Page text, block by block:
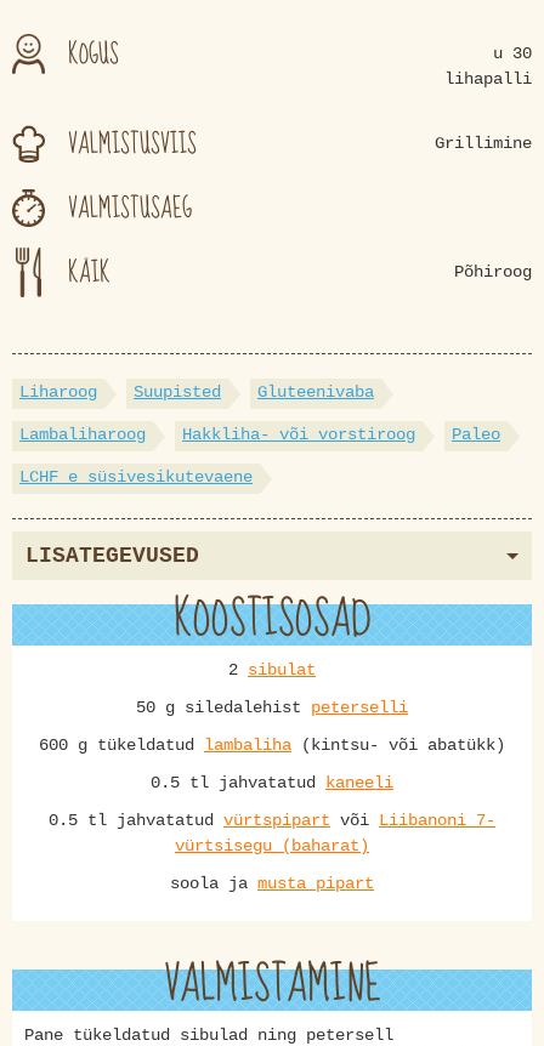
KOGUS
u 30
lihapalli
VALMISTUSVIIS Grillimine
VALMISTUSAEG
KÄIK
Põhiroog
Liharoog Suupisted Gluteenivaba
Lambaliharoog Hakkliha- või vorstiroog Paleo
LCHF e süsivesikutevaene
LISATEGEVUSED
KOOSTISOSAD
2 sibulat
50 g siledalehist peterselli
600 g tükeldatud lambaliha (kintsu- või abatükk)
0.5 tl jahvatatud
kaneeli
0.5 tl jahvatatud vürtspipart või Liibanoni 7-
vürtsisegu (baharat)
soola ja musta pipart
VALMISTAMINE
Pane tükeldatud sibulad ning petersell